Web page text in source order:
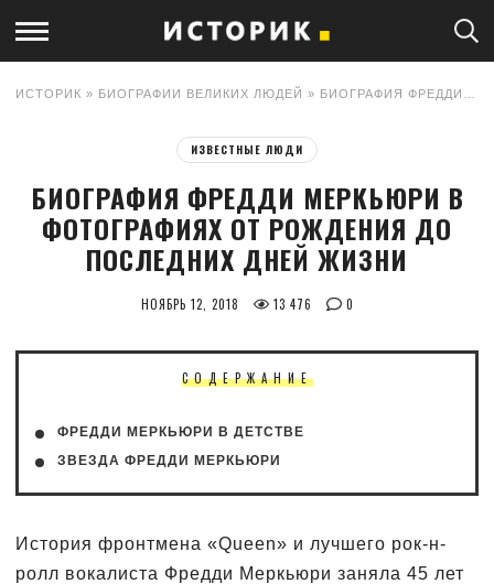
ИСТОРИК » БИОГРАФИИ ВЕЛИКИХ ЛЮДЕЙ » БИОГРАФИЯ ФРЕДДИ МЕРКЬЮРИ В ФОТОГРАФИЯХ ОТ РОЖДЕНИЯ ДО ПОСЛЕДНИХ ДНЕЙ ЖИЗНИ
ИЗВЕСТНЫЕ ЛЮДИ
БИОГРАФИЯ ФРЕДДИ МЕРКЬЮРИ В
ФОТОГРАФИЯХ ОТ РОЖДЕНИЯ ДО
ПОСЛЕДНИХ ДНЕЙ ЖИЗНИ
НОЯБРЬ 12, 2018 13 476 0
СОДЕРЖАНИЕ
ФРЕДДИ МЕРКЬЮРИ В ДЕТСТВЕ
ЗВЕЗДА ФРЕДДИ МЕРКЬЮРИ
История фронтмена «Queen» и лучшего рок-н-
ролл вокалиста Фредди Меркьюри заняла 45 лет